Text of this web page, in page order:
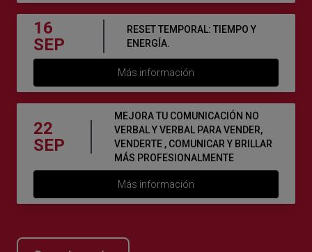
16
SEP
RESET TEMPORAL: TIEMPO Y
ENERGÍA.
Más información
22
SEP
MEJORA TU COMUNICACIÓN NO
VERBAL Y VERBAL PARA VENDER,
VENDERTE , COMUNICAR Y BRILLAR
MÁS PROFESIONALMENTE
Más información